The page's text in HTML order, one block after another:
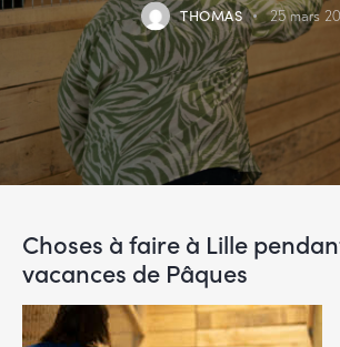
THOMAS 25 mars
Choses à faire à Lille
vacances de Pâques